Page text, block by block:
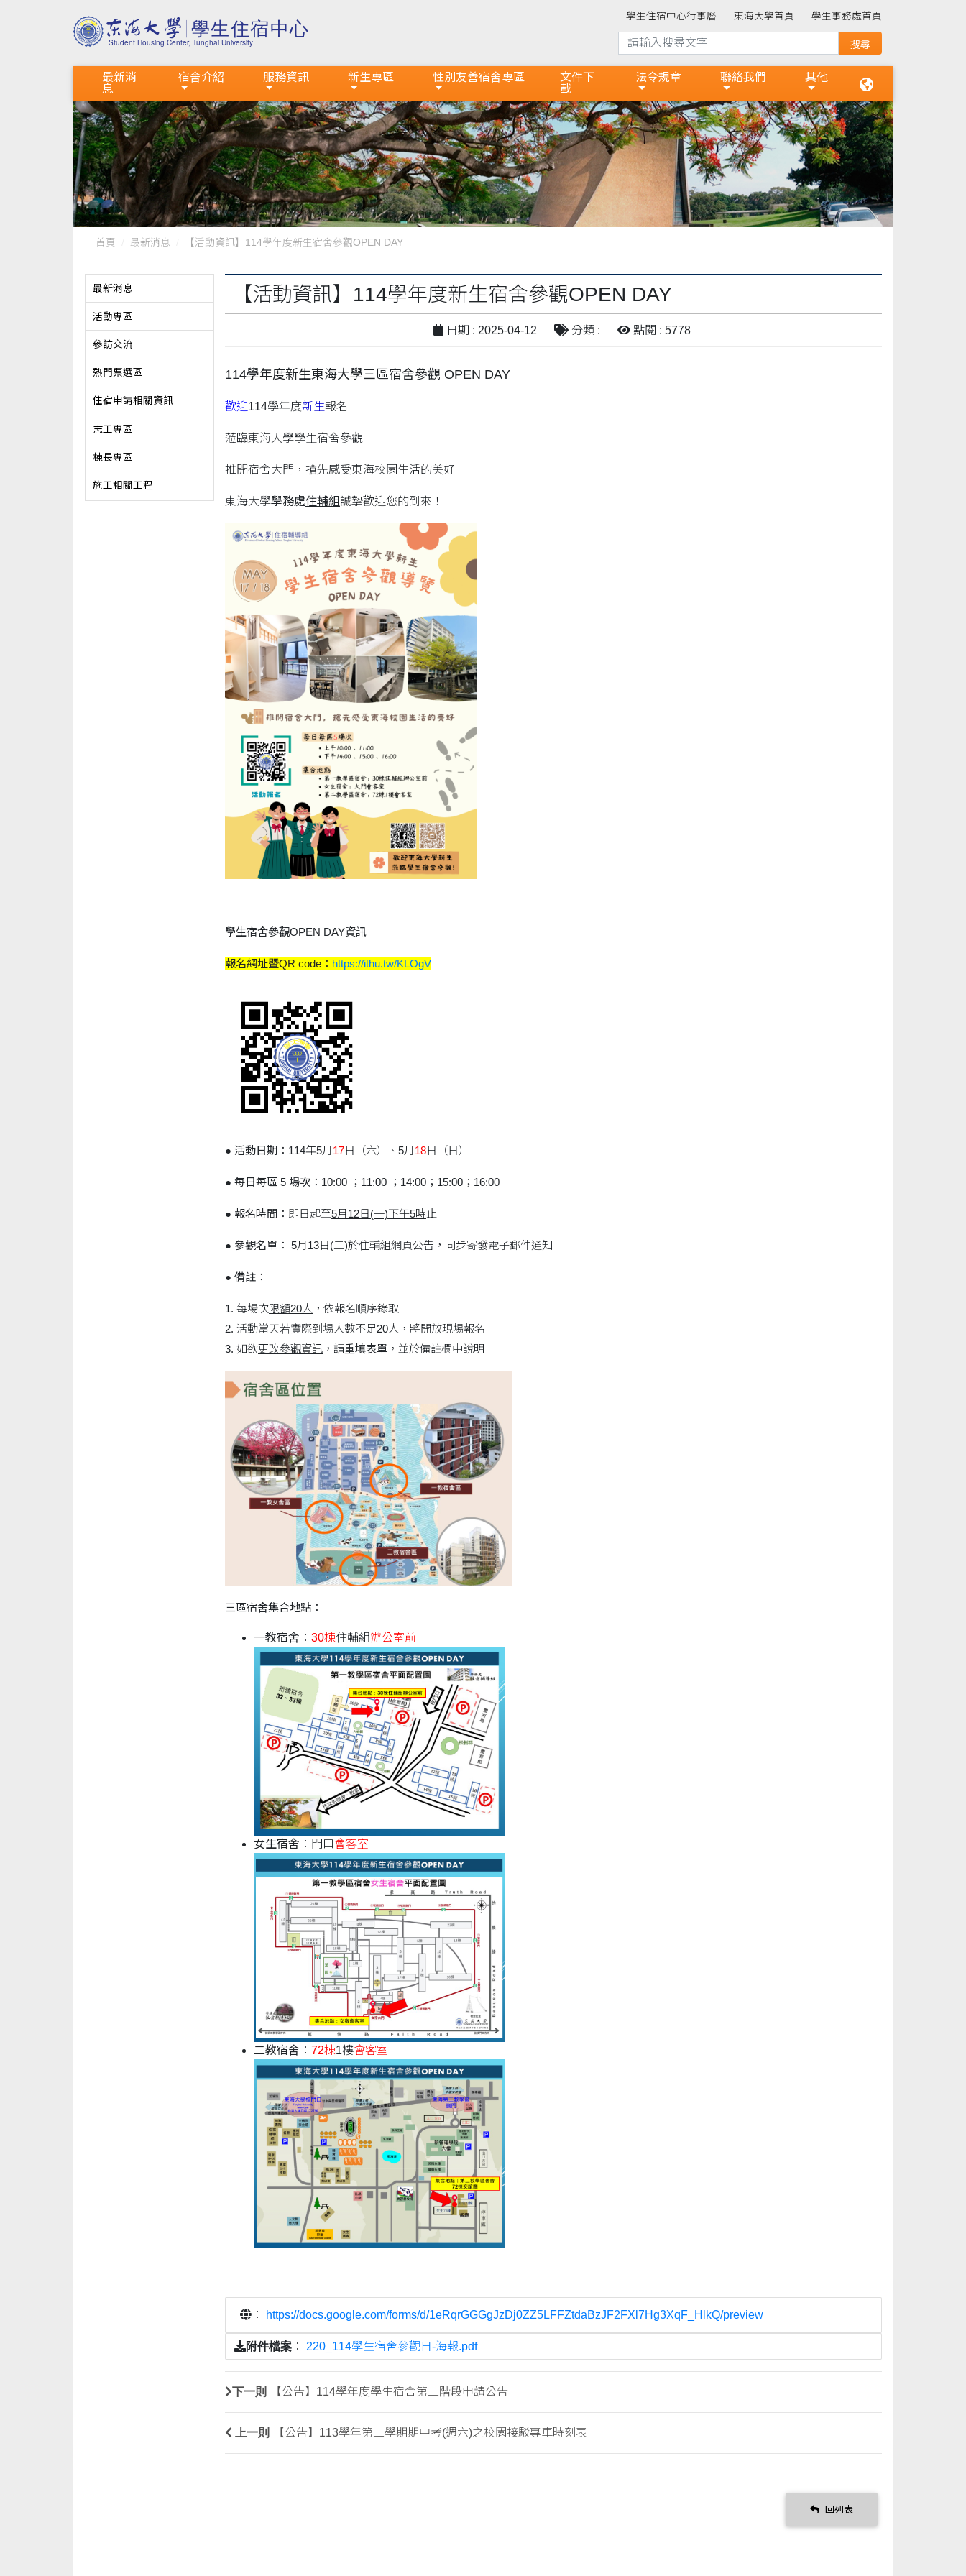
學生住宿中心行事曆 東海大學首頁 學生事務處首頁
最新消
息
宿舍介紹 服務資訊 新生專區 性別友善宿舍專區
文件下
載
法令規章 聯絡我們 其他
首頁 最新消息 【活動資訊】114學年度新生宿舍參觀OPEN DAY
最新消息
活動專區
參訪交流
熱門票選區
住宿申請相關資訊
志工專區
棟長專區
施工相關工程
【活動資訊】114學年度新生宿舍參觀OPEN DAY
日期 : 2025-04-12 分類 : 點閱 : 5778
114學年度新生東海大學三區宿舍參觀 OPEN DAY
歡迎114學年度新生報名
蒞臨東海大學學生宿舍參觀
推開宿舍大門，搶先感受東海校園生活的美好
東海大學學務處住輔組 誠摯歡迎您的到來！
學生宿舍參觀OPEN DAY資訊
報名網址暨QR code： https://ithu.tw/KLOgV
● 活動日期： 114年5月 17日（六）、5月 18日（日）
● 每日每區 5 場次： 10:00 ；11:00 ；14:00；15:00；16:00
● 報名時間： 即日起至5月12日(一)下午5時 止
● 參觀名單： 5月13日(二)於住輔組網頁公告，同步寄發電子郵件通知
● 備註：
1. 每場次限額20人 ，依報名順序錄取
2. 活動當天若實際到場人數不足20人，將開放現場報名
3. 如欲更改參觀資訊 ，請重填表單 ，並於備註欄中說明
三區宿舍集合地點：
一教宿舍 ： 30棟住輔組辦公室前
女生宿舍 ：門口會客室
二教宿舍 ： 72棟1樓會客室
： https://docs.google.com/forms/d/1eRqrGGGgJzDj0ZZ5LFFZtdaBzJF2FXl7Hg3XqF_HlkQ/preview
附件檔案 ： 220_114學生宿舍參觀日-海報.pdf
下一則 【公告】114學年度學生宿舍第二階段申請公告
上一則 【公告】113學年第二學期期中考(週六)之校園接駁專車時刻表
回列表